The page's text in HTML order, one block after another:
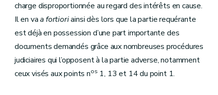
charge disproportionnée au regard des intérêts en cause.
Il en vaa fortioriainsi dès lors que la partie requérante
est déjà en possession d’une part importante des
documents demandés grâce aux nombreuses procédures
judiciaires qui l’opposent à la partie adverse, notamment
ceux visés aux points nos 1, 13 et 14 du point 1.